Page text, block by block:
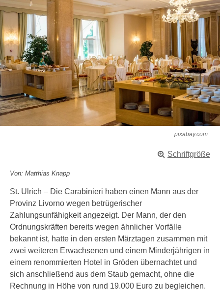
pixabay.com
Schriftgröße
Von: Matthias Knapp
St. Ulrich – Die Carabinieri haben einen Mann aus der
Provinz Livorno wegen betrügerischer
Zahlungsunfähigkeit angezeigt. Der Mann, der den
Ordnungskräften bereits wegen ähnlicher Vorfälle
bekannt ist, hatte in den ersten Märztagen zusammen mit
zwei weiteren Erwachsenen und einem Minderjährigen in
einem renommierten Hotel in Gröden übernachtet und
sich anschließend aus dem Staub gemacht, ohne die
Rechnung in Höhe von rund 19.000 Euro zu begleichen.